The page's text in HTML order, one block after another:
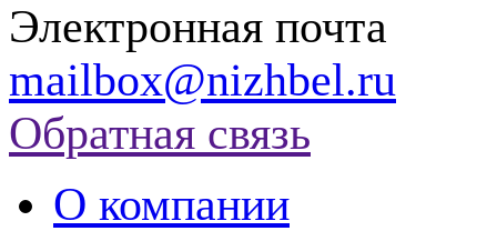
Электронная почта
mailbox@nizhbel.ru
Обратная связь
О компании